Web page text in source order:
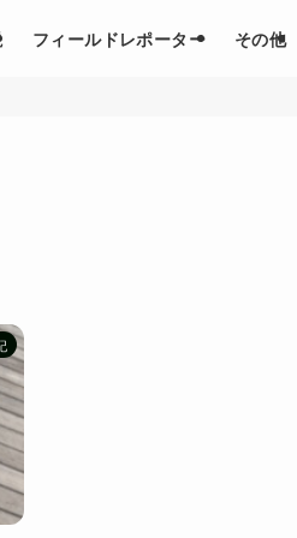
フィールドレポーター その他